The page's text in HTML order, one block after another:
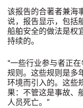
该报告的合著者兼海
说，报告显示，包括
船舶安全的做法是权
持续的。
“一些行业参与者正
规则。这些规则是多
环境而引入的。这些
果：不管这是事故、
人员死亡。 ”